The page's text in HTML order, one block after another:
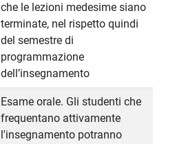
che le lezioni medesime siano
terminate, nel rispetto quindi
del semestre di
programmazione
dell’insegnamento
Esame orale. Gli studenti che
frequentano attivamente
l'insegnamento potranno